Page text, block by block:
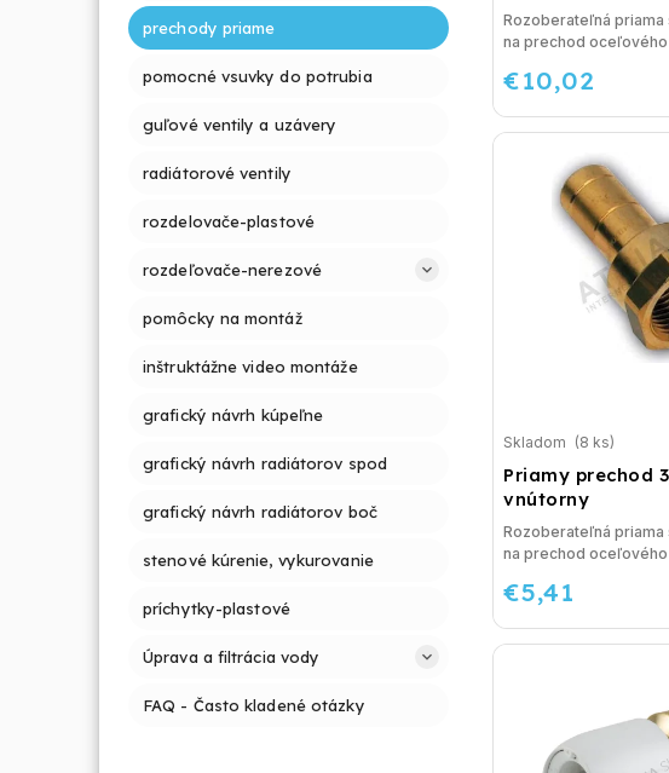
prechody priame
pomocné vsuvky do potrubia
guľové ventily a uzávery
radiátorové ventily
rozdelovače-plastové
rozdeľovače-nerezové
pomôcky na montáž
inštruktážne video montáže
grafický návrh kúpeľne
grafický návrh radiátorov spod
grafický návrh radiátorov boč
stenové kúrenie, vykurovanie
príchytky-plastové
Úprava a filtrácia vody
FAQ - Často kladené otázky
€10,02
Rozoberateľná
na prechod oceľového
Priamy prechod
vnútorny
Skladom (8 ks)
€5,41
Rozoberateľná
na prechod oceľového